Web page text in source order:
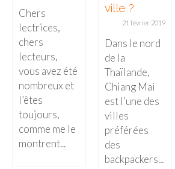
Restos asiatiques
CHIANG MAI
HANOI
Cafés insolites
Chers
lectrices,
chers
lecteurs,
vous avez été
nombreux et
l’êtes
toujours,
comme me le
montrent...
ville ?
21 février 2019
Dans le nord
de la
Thaïlande,
Chiang Mai
est l’une des
villes
préférées
des
backpackers...